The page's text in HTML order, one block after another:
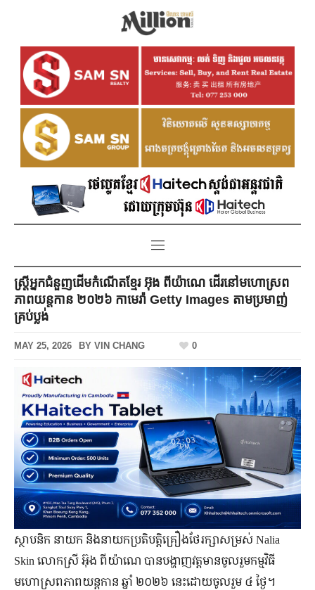
ស្ត្រីអ្នកជំនួញដើមកំណើតខ្មែរ អ៊ុង ពីយ៉ាណេ ដើរនៅមហោស្រព
ភាពយន្តកាន ២០២៦ កាមេរ៉ា Getty Images តាមប្រមាញ់
គ្រប់ប្លង់
MAY 25, 2026 BY VIN CHANG 0
ស្ថាបនិក នាយក និង​នាយក​ប្រតិបត្តិ​គ្រឿង​ថែរក្សា​សម្រស់ Nalia
Skin លោកស្រី អ៊ុង ពីយ៉ាណេ បាន​បង្ហាញ​វត្តមាន​ចូលរួម​កម្មវិធី​
មហោស្រព​ភាពយន្ត​កាន ឆ្នាំ ២០២៦ នេះ​ដោយ​ចូលរួម ៤ ថ្ងៃ។